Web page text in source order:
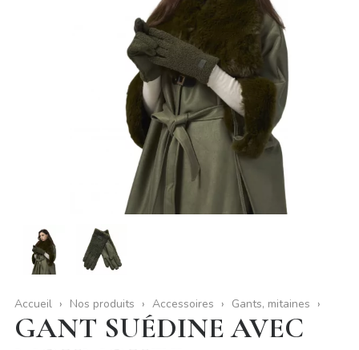
Accueil Nos produits Accessoires Gants, mitaines
GANT SUÉDINE AVEC